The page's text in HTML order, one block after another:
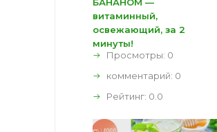
витаминный,
освежающий, за 2
минуты!
Просмотры: 0
комментарий: 0
Рейтинг: 0.0